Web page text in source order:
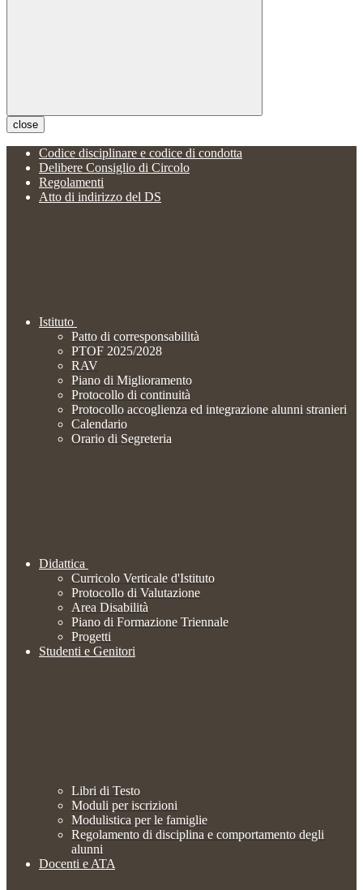
close
Codice disciplinare e codice di condotta
Delibere Consiglio di Circolo
Regolamenti
Atto di indirizzo del DS
Istituto
Patto di corresponsabilità
PTOF 2025/2028
RAV
Piano di Miglioramento
Protocollo di continuità
Protocollo accoglienza ed integrazione alunni stranieri
Calendario
Orario di Segreteria
Didattica
Curricolo Verticale d'Istituto
Protocollo di Valutazione
Area Disabilità
Piano di Formazione Triennale
Progetti
Studenti e Genitori
Libri di Testo
Moduli per iscrizioni
Modulistica per le famiglie
Regolamento di disciplina e comportamento degli
alunni
Docenti e ATA